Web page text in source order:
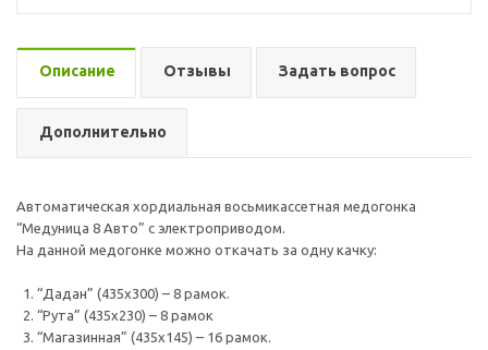
Описание Отзывы Задать вопрос
Дополнительно
Автоматическая хордиальная восьмикассетная медогонка
“Медуница 8 Авто” с электроприводом.
На данной медогонке можно откачать за одну качку:
1. “Дадан” (435х300) – 8 рамок.
2. “Рута” (435х230) – 8 рамок
3. “Магазинная” (435х145) – 16 рамок.